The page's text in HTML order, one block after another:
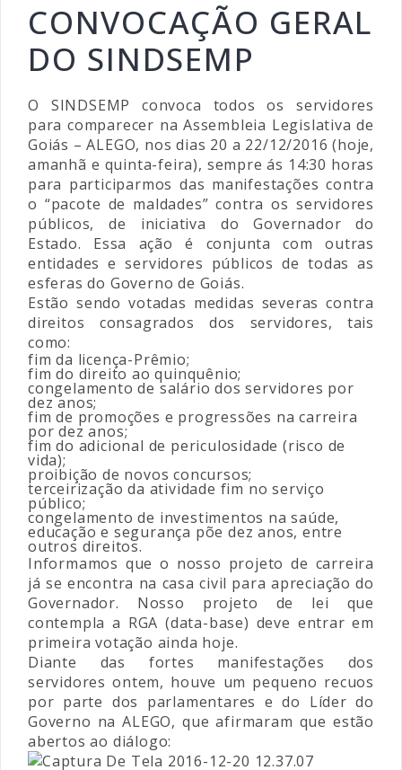
CONVOCAÇÃO GERAL
DO SINDSEMP
O SINDSEMP convoca todos os servidores
para comparecer na Assembleia Legislativa de
Goiás – ALEGO, nos dias 20 a 22/12/2016 (hoje,
amanhã e quinta-feira), sempre ás 14:30 horas
para participarmos das manifestações contra
o “pacote de maldades” contra os servidores
públicos, de iniciativa do Governador do
Estado. Essa ação é conjunta com outras
entidades e servidores públicos de todas as
esferas do Governo de Goiás.
Estão sendo votadas medidas severas contra
direitos consagrados dos servidores, tais
como:
fim da licença-Prêmio;
fim do direito ao quinquênio;
congelamento de salário dos servidores por
dez anos;
fim de promoções e progressões na carreira
por dez anos;
fim do adicional de periculosidade (risco de
vida);
proibição de novos concursos;
terceirização da atividade fim no serviço
público;
congelamento de investimentos na saúde,
educação e segurança põe dez anos, entre
outros direitos.
Informamos que o nosso projeto de carreira
já se encontra na casa civil para apreciação do
Governador. Nosso projeto de lei que
contempla a RGA (data-base) deve entrar em
primeira votação ainda hoje.
Diante das fortes manifestações dos
servidores ontem, houve um pequeno recuos
por parte dos parlamentares e do Líder do
Governo na ALEGO, que afirmaram que estão
abertos ao diálogo: